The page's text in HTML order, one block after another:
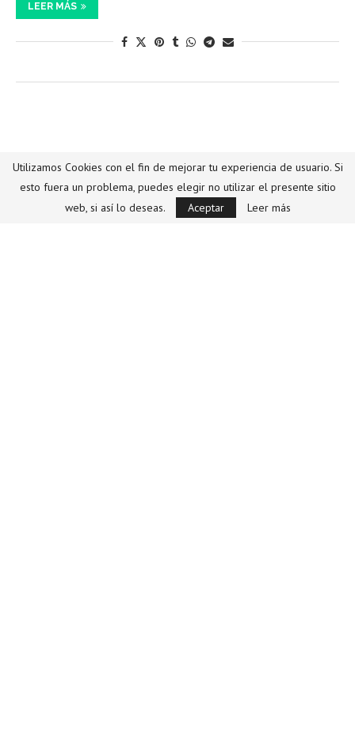
LEER MÁS
Fashion Trendy
RAFA MARQUEZ Y NORTHWEEK LANZAN
COLECCIÓN LIMITADA DE LENTES DE SOL
Utilizamos Cookies con el fin de mejorar tu experiencia de usuario. Si
esto fuera un problema, puedes elegir no utilizar el presente sitio
web, si así lo deseas.
Aceptar Leer más